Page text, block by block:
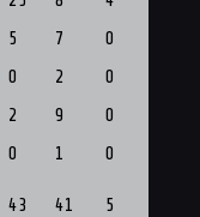
5 7 0
0 2 0
2 9 0
0 1 0
43 41 5